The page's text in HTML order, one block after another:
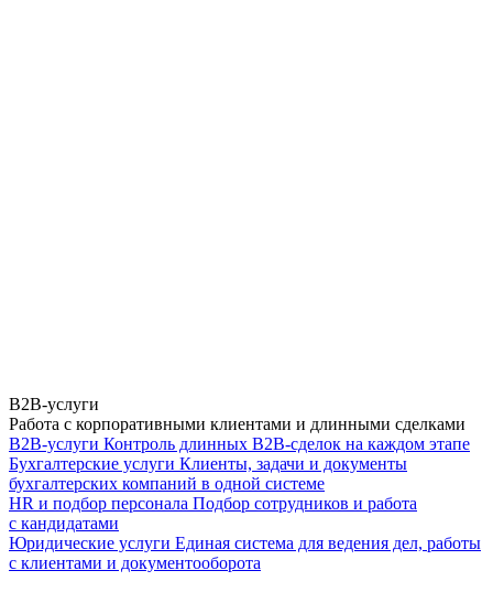
B2B-услуги
Работа с корпоративными клиентами и длинными сделками
B2B-услуги Контроль длинных B2B-сделок на каждом этапе
Бухгалтерские услуги Клиенты, задачи и документы
бухгалтерских компаний в одной системе
HR и подбор персонала Подбор сотрудников и работа
с кандидатами
Юридические услуги Единая система для ведения дел, работы
с клиентами и документооборота